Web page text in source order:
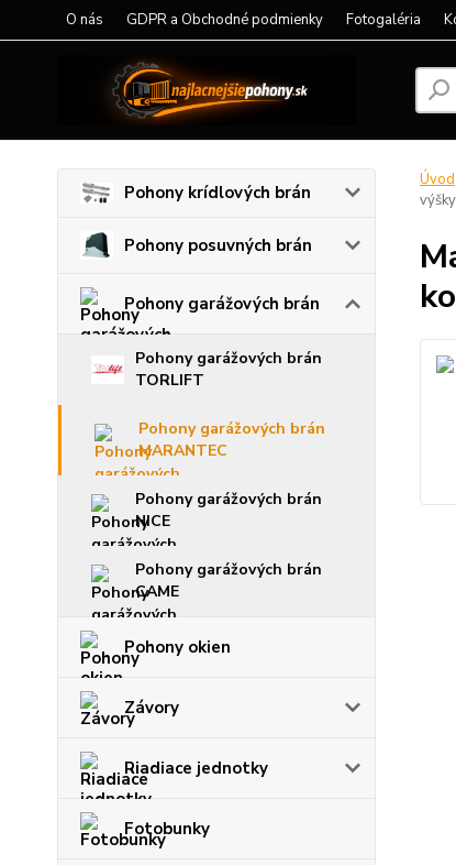
O nás GDPR a Obchodné podmienky Fotogaléria
Pohony krídlových brán
Pohony posuvných brán
Pohony garážových brán
Pohony garážových brán
TORLIFT
Pohony garážových brán
MARANTEC
Pohony garážových brán
NICE
Pohony garážových brán
CAME
Pohony okien
Závory
Riadiace jednotky
Fotobunky
Úvod